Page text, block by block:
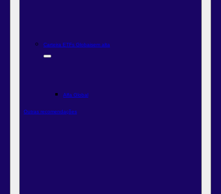
Carteira ETFs Globaisem alta
Alfa Global
Outras recomendações